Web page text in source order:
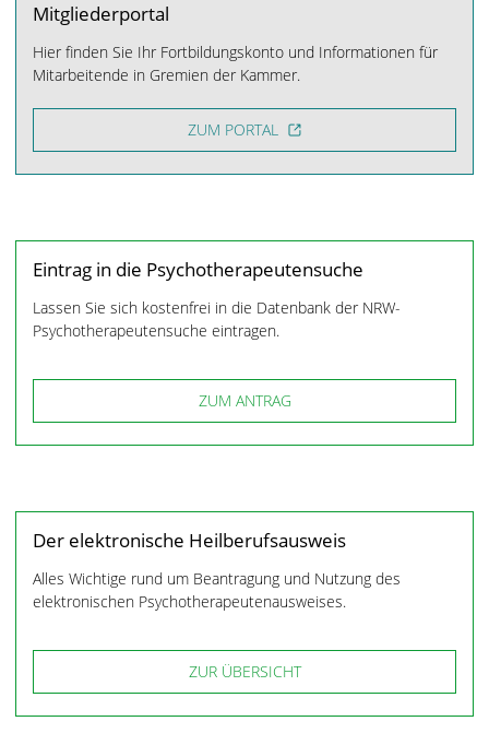
Mitgliederportal
Hier finden Sie Ihr Fortbildungskonto und Informationen für
Mitarbeitende in Gremien der Kammer.
ZUM PORTAL
Eintrag in die Psychotherapeutensuche
Lassen Sie sich kostenfrei in die Datenbank der NRW-
Psychotherapeutensuche eintragen.
ZUM ANTRAG
Der elektronische Heilberufsausweis
Alles Wichtige rund um Beantragung und Nutzung des
elektronischen Psychotherapeutenausweises.
ZUR ÜBERSICHT